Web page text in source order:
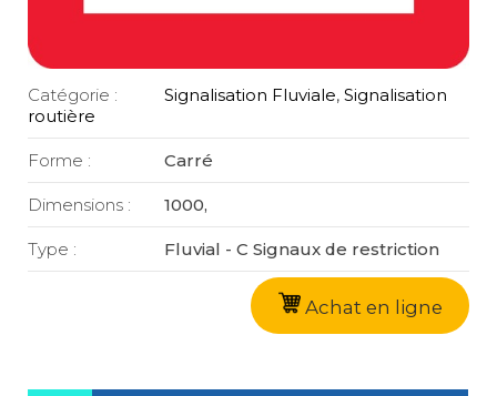
Catégorie : Signalisation Fluviale,Signalisation
routière
Forme : Carré
Dimensions : 1000,
Type : Fluvial - C Signaux de restriction
Achat en ligne